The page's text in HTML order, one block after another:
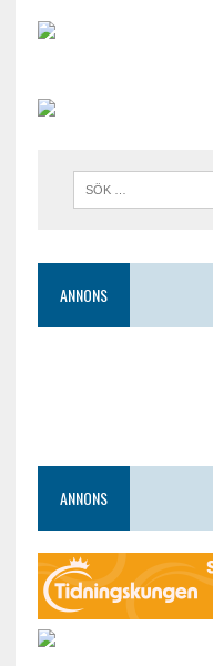
ANNONS
ANNONS